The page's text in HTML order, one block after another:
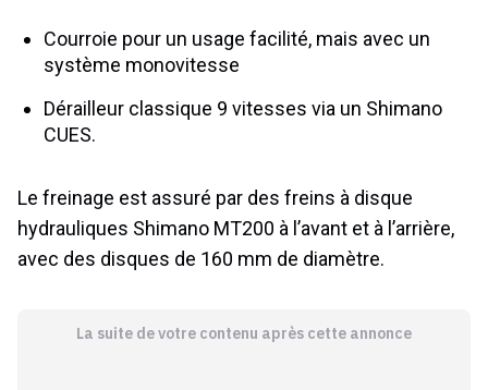
Courroie pour un usage facilité, mais avec un
système monovitesse
Dérailleur classique 9 vitesses via un Shimano
CUES.
Le freinage est assuré par des freins à disque
hydrauliques Shimano MT200 à l’avant et à l’arrière,
avec des disques de 160 mm de diamètre.
La suite de votre contenu après cette annonce